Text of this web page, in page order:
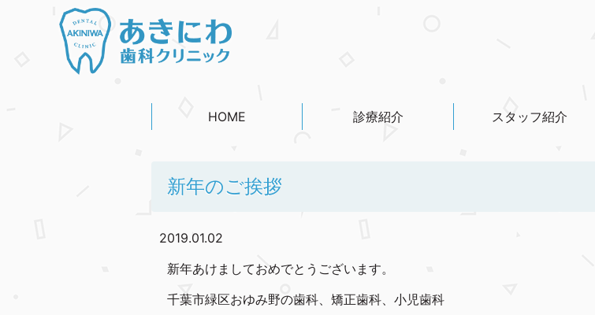
HOME 診療紹介 スタッフ紹介
新年のご挨拶
2019.01.02
新年あけましておめでとうございます。
千葉市緑区おゆみ野の歯科、矯正歯科、小児歯科